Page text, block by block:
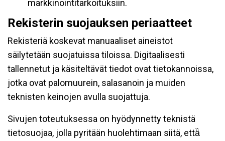
markkinointitarkoituksiin.
Rekisterin suojauksen periaatteet
Rekisteriä koskevat manuaaliset aineistot
säilytetään suojatuissa tiloissa. Digitaalisesti
tallennetut ja käsiteltävät tiedot ovat tietokannoissa,
jotka ovat palomuurein, salasanoin ja muiden
teknisten keinojen avulla suojattuja.
Sivujen toteutuksessa on hyödynnetty teknistä
tietosuojaa, jolla pyritään huolehtimaan siitä, että̈